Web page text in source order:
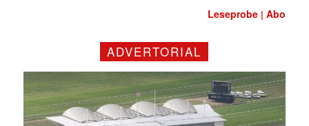
Leseprobe |Abo
ADVERTORIAL